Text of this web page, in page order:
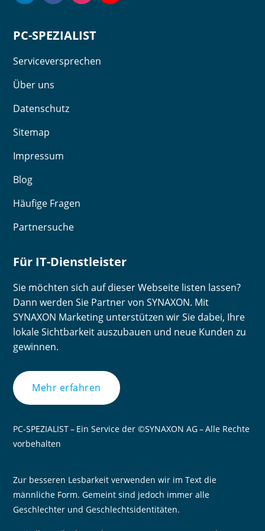
PC-SPEZIALIST
Serviceversprechen
Über uns
Datenschutz
Sitemap
Impressum
Blog
Häufige Fragen
Partnersuche
Für IT-Dienstleister
Sie möchten sich auf dieser Webseite listen lassen?
Dann werden Sie Partner von SYNAXON. Mit
SYNAXON Marketing unterstützen wir Sie dabei, Ihre
lokale Sichtbarkeit auszubauen und neue Kunden zu
gewinnen.
Mehr erfahren
PC-SPEZIALIST – Ein Service der ©SYNAXON AG – Alle Rechte
vorbehalten
Zur besseren Lesbarkeit verwenden wir im Text die
männliche Form. Gemeint sind jedoch immer alle
Geschlechter und Geschlechtsidentitäten.